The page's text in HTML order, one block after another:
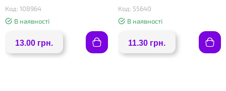
Код: 108964
В наявності
13.00 грн.
Код: 55640
В наявності
11.30 грн.